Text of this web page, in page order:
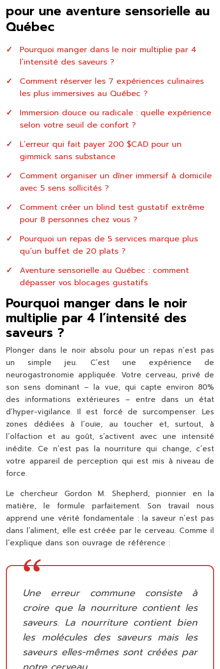
pour une aventure sensorielle au
Québec
Pourquoi manger dans le noir multiplie par 4
l’intensité des saveurs ?
Comment réserver les 7 expériences culinaires
les plus immersives au Québec ?
Immersion douce ou radicale : quelle expérience
selon votre seuil de confort ?
L’erreur qui fait payer 200 $CAD pour un
gimmick sans substance
Comment organiser un dîner immersif à domicile
avec 5 sens sollicités ?
Comment créer un blind test gustatif extrême
pour 8 personnes chez vous ?
Pourquoi un repas de 5 services marque plus
qu’un buffet de 20 plats ?
Aventure sensorielle au Québec : comment
dépasser vos blocages gustatifs
Pourquoi manger dans le noir
multiplie par 4 l’intensité des
saveurs ?
Plonger dans le noir absolu pour un repas n’est pas
un simple jeu. C’est une expérience de
neurogastronomie appliquée. Votre cerveau, privé de
son sens dominant – la vue, qui capte environ 80%
des informations extérieures – entre dans un état
d’hyper-vigilance. Il est forcé de surcompenser. Les
zones dédiées à l’ouïe, au toucher et, surtout, à
l’olfaction et au goût, s’activent avec une intensité
inédite. Ce n’est pas la nourriture qui change, c’est
votre appareil de perception qui est mis à niveau de
force.
Le chercheur Gordon M. Shepherd, pionnier en la
matière, le formule parfaitement. Son travail nous
apprend une vérité fondamentale : la saveur n’est pas
dans l’aliment, elle est créée par le cerveau. Comme il
l’explique dans son ouvrage de référence :
Une erreur commune consiste à
croire que la nourriture contient les
saveurs. La nourriture contient bien
les molécules des saveurs mais les
saveurs elles-mêmes sont créées par